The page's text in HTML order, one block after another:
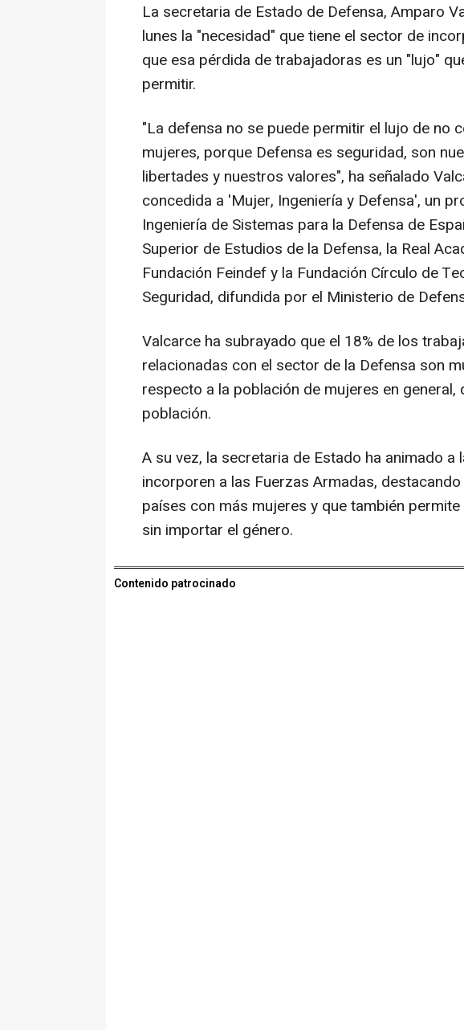
La secretaria de Estado de Defensa, Amparo
lunes la "necesidad" que tiene el sector de
que esa pérdida de trabajadoras es un "lujo"
permitir.
"La defensa no se puede permitir el lujo de no
mujeres, porque Defensa es seguridad, son
libertades y nuestros valores", ha señalado
concedida a 'Mujer, Ingeniería y Defensa', un
Ingeniería de Sistemas para la Defensa de
Superior de Estudios de la Defensa, la Real
Fundación Feindef y la Fundación Círculo de
Seguridad, difundida por el Ministerio de
Valcarce ha subrayado que el 18% de los
relacionadas con el sector de la Defensa son
respecto a la población de mujeres en general,
población.
A su vez, la secretaria de Estado ha animado a
incorporen a las Fuerzas Armadas,
países con más mujeres y que también
sin importar el género.
Contenido patrocinado